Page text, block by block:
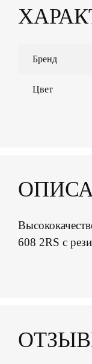
Бренд
Цвет
608 2RS с